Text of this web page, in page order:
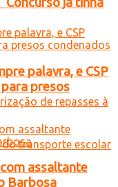
palavra, e CSP
para presos
assaltante
Barbosa